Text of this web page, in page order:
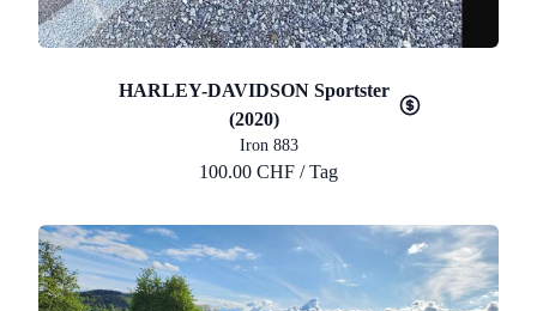
HARLEY-DAVIDSON Sportster
(2020)
Iron 883
100.00 CHF / Tag